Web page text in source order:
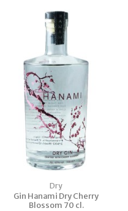
Dry
Gin Hanami Dry Cherry
Blossom 70 cl.